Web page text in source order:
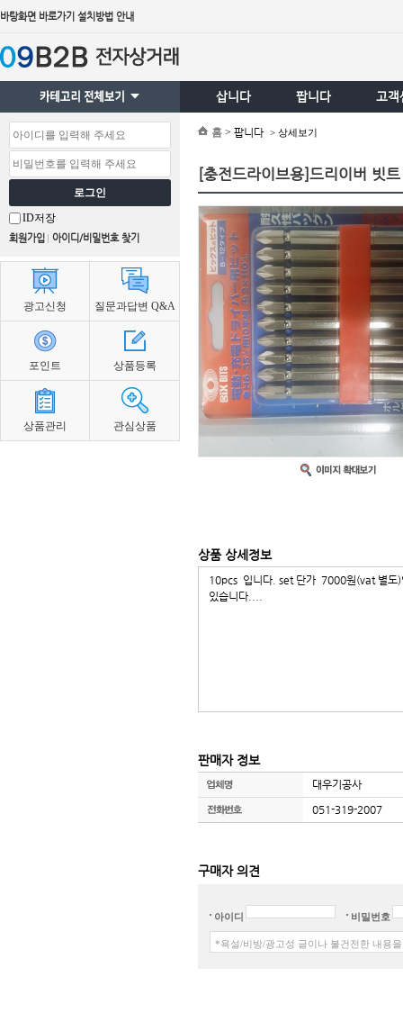
바탕화면 바로가기 설치방법 안내
삽니다 팝니다 고객
로그인
ID저장
회원가입 아이디/비밀번호 찾기
광고신청 질문과답변 Q&A
포인트 상품등록
상품관리 관심상품
홈 > 팝니다 > 상세보기
[충전드라이브용]드리이버 빗트
상품 상세정보
10pcs 입니다. set 단가 7000원(vat 별도)
있습니다....
판매자 정보
대우기공사
051-319-2007
구매자 의견
아이디 비밀번호